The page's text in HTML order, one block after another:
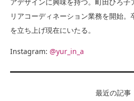
リアコーディネーション業務を開始
を立ち上げ現在にいたる。
Instagram: @yur_in_a
最近の記事